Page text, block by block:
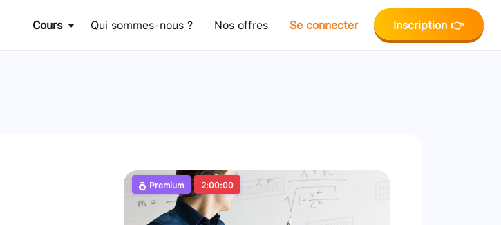
Cours Qui sommes-nous ? Nos offres Se connecter Inscription 👉
Premium 2:00:00